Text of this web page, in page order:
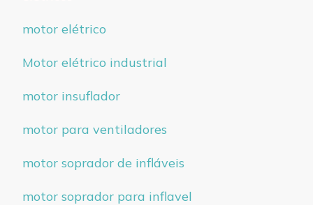
motor elétrico
Motor elétrico industrial
motor insuflador
motor para ventiladores
motor soprador de infláveis
motor soprador para inflavel